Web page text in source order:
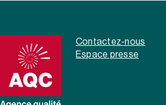
Contactez-nous
Espace presse